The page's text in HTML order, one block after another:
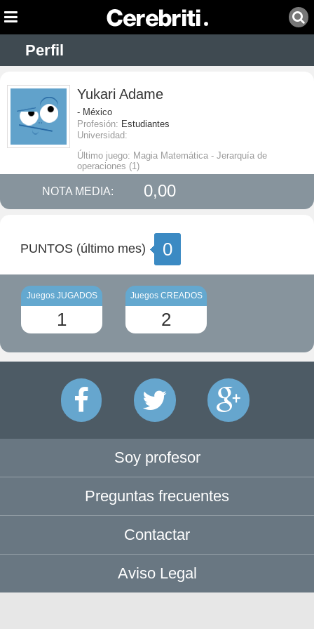
Perfil
Yukari Adame
- México
Profesión: Estudiantes
Universidad:
Último juego: Magia Matemática - Jerarquía de
operaciones (1)
NOTA MEDIA: 0,00
PUNTOS (último mes) 0
Juegos JUGADOS
1
Juegos CREADOS
2
Soy profesor
Preguntas frecuentes
Contactar
Aviso Legal